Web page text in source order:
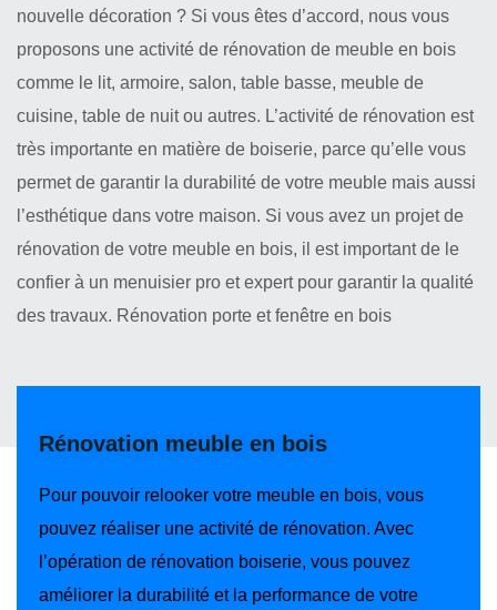
nouvelle décoration ? Si vous êtes d’accord, nous vous
proposons une activité de rénovation de meuble en bois
comme le lit, armoire, salon, table basse, meuble de
cuisine, table de nuit ou autres. L’activité de rénovation est
très importante en matière de boiserie, parce qu’elle vous
permet de garantir la durabilité de votre meuble mais aussi
l’esthétique dans votre maison. Si vous avez un projet de
rénovation de votre meuble en bois, il est important de le
confier à un menuisier pro et expert pour garantir la qualité
des travaux. Rénovation porte et fenêtre en bois
Rénovation meuble en bois
Pour pouvoir relooker votre meuble en bois, vous
pouvez réaliser une activité de rénovation. Avec
l’opération de rénovation boiserie, vous pouvez
améliorer la durabilité et la performance de votre